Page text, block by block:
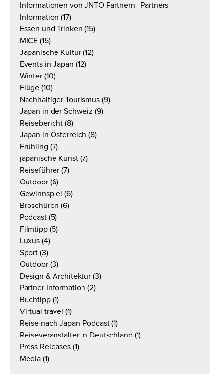
Informationen von JNTO Partnern | Partners
Information (17)
Essen und Trinken (15)
MICE (15)
Japanische Kultur (12)
Events in Japan (12)
Winter (10)
Flüge (10)
Nachhaltiger Tourismus (9)
Japan in der Schweiz (9)
Reisebericht (8)
Japan in Österreich (8)
Frühling (7)
japanische Kunst (7)
Reiseführer (7)
Outdoor (6)
Gewinnspiel (6)
Broschüren (6)
Podcast (5)
Filmtipp (5)
Luxus (4)
Sport (3)
Outdoor (3)
Design & Architektur (3)
Partner Information (2)
Buchtipp (1)
Virtual travel (1)
Reise nach Japan-Podcast (1)
Reiseveranstalter in Deutschland (1)
Press Releases (1)
Media (1)